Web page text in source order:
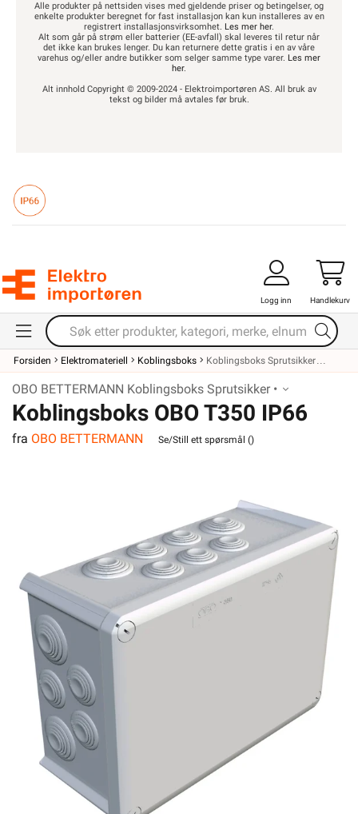
Alle produkter på nettsiden vises med gjeldende priser og betingelser, og
enkelte produkter beregnet for fast installasjon kan kun installeres av en
registrert installasjonsvirksomhet. Les mer her.
Alt som går på strøm eller batterier (EE-avfall) skal leveres til retur når
det ikke kan brukes lenger. Du kan returnere dette gratis i en av våre
varehus og/eller andre butikker som selger samme type varer. Les mer
her.
Alt innhold Copyright © 2009-2024 - Elektroimportøren AS. All bruk av
tekst og bilder må avtales før bruk.
Logg inn Handlekurv
Forsiden Elektromateriell Koblingsboks Koblingsboks Sprutsikker
OBO BETTERMANN Koblingsboks Sprutsikker •
Koblingsboks OBO T350 IP66
fra OBO BETTERMANN Se/Still ett spørsmål ()